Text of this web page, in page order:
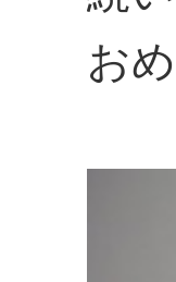
お